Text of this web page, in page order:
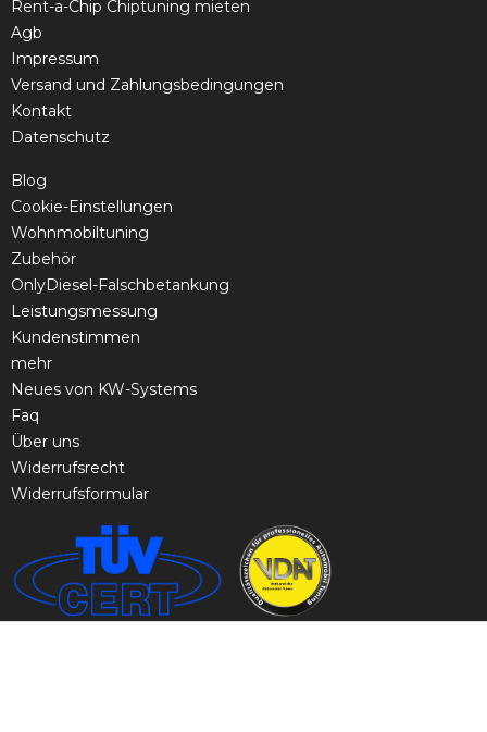
Rent-a-Chip Chiptuning mieten
Agb
Impressum
Versand und Zahlungsbedingungen
Kontakt
Datenschutz
Blog
Cookie-Einstellungen
Wohnmobiltuning
Zubehör
OnlyDiesel-Falschbetankung
Leistungsmessung
Kundenstimmen
mehr
Neues von KW-Systems
Faq
Über uns
Widerrufsrecht
Widerrufsformular